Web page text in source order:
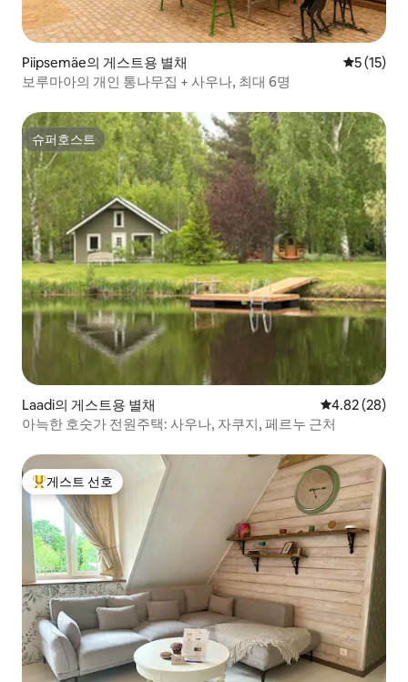
Piipsemäe의 게스트용 별채 평점 5점
5 (15)
보루마아의 개인 통나무집 + 사우나, 최대 6명
슈퍼호스트
슈퍼호스트
Laadi의 게스트용 별채 평점 4.82점(5
4.82 (28)
아늑한 호숫가 전원주택: 사우나, 자쿠지, 페르누 근처
상위 게스트 선호
게스트 선호